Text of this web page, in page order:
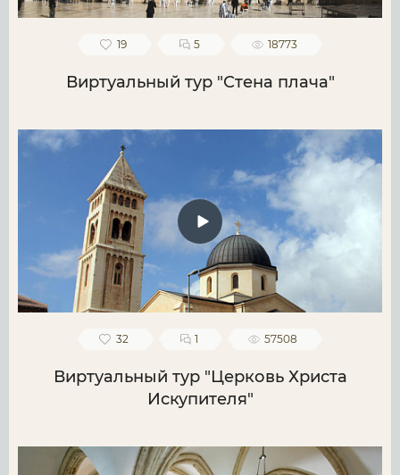
19 5 18773
Виртуальный тур "Стена плача"
32 1 57508
Виртуальный тур "Церковь Христа
Искупителя"